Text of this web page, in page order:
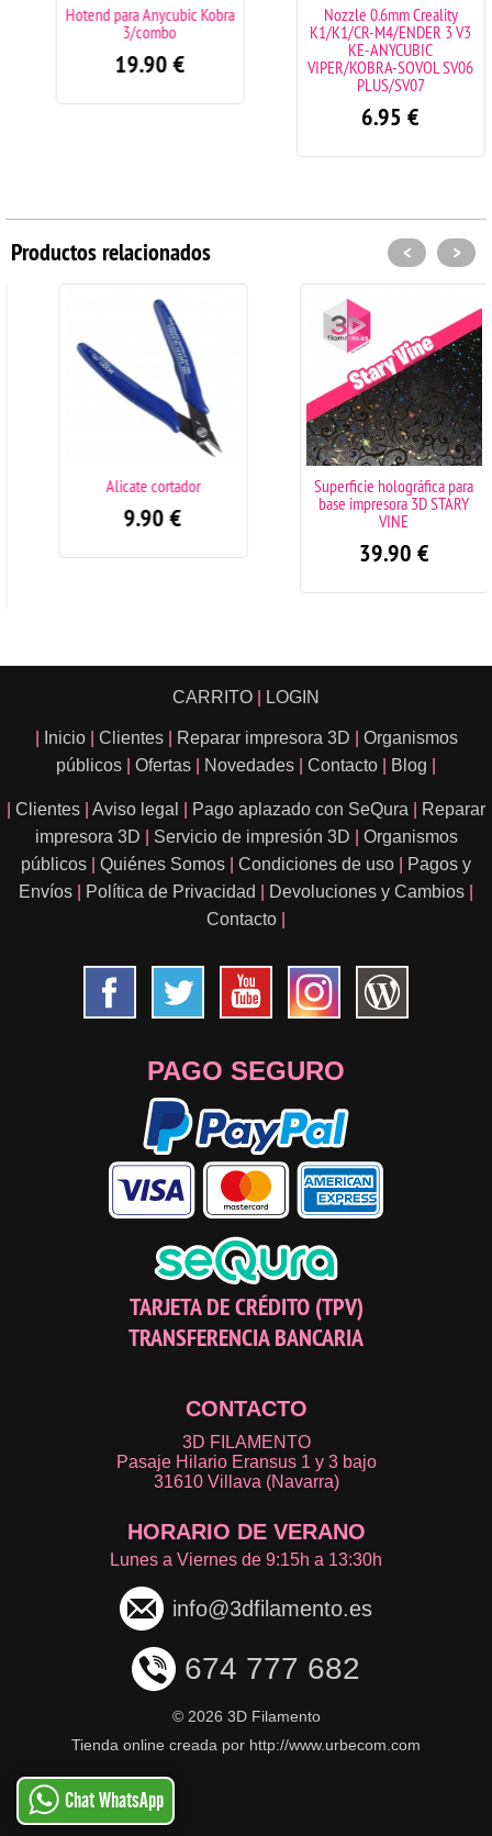
Hotend para Anycubic Kobra
3/combo
19.90€
Nozzle 0.6mm Creality
K1/K1/CR-M4/ENDER 3 V3
KE-ANYCUBIC
VIPER/KOBRA-SOVOL SV06
PLUS/SV07
6.95€
Productos relacionados
Alicate cortador
9.90€
Superficie holográfica para
base impresora 3D STARY
VINE
39.90€
< >
CARRITO LOGIN
Inicio Clientes Reparar impresora 3D
Organismos
públicos
Ofertas Novedades Contacto Blog
Clientes Aviso legal Pago aplazado con SeQura
Reparar
impresora 3D
Servicio de impresión 3D
Organismos
públicos
Quiénes Somos Condiciones de uso
Pagos y
Envíos
Política de Privacidad Devoluciones y Cambios
Contacto
PAGO SEGURO
TARJETA DE CRÉDITO (TPV)
TRANSFERENCIA BANCARIA
CONTACTO
3D FILAMENTO
Pasaje Hilario Eransus 1 y 3 bajo
31610 Villava (Navarra)
HORARIO DE VERANO
Lunes a Viernes de 9:15h a 13:30h
info@3dfilamento.es
674 777 682
©2026 3D Filamento
Tienda online creada por http://www.urbecom.com
Chat WhatsApp